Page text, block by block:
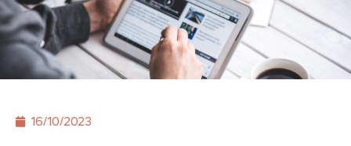
16/10/2023